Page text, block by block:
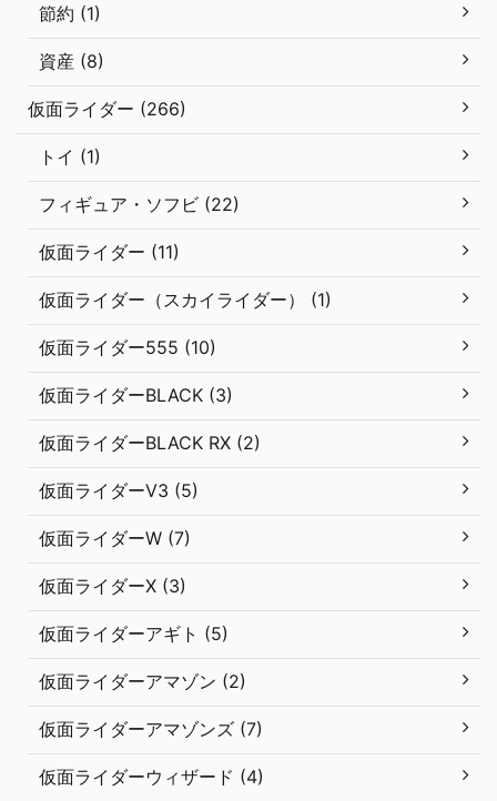
節約 (1)
資産 (8)
仮面ライダー (266)
トイ (1)
フィギュア・ソフビ (22)
仮面ライダー (11)
仮面ライダー（スカイライダー） (1)
仮面ライダー555 (10)
仮面ライダーBLACK (3)
仮面ライダーBLACK RX (2)
仮面ライダーV3 (5)
仮面ライダーW (7)
仮面ライダーX (3)
仮面ライダーアギト (5)
仮面ライダーアマゾン (2)
仮面ライダーアマゾンズ (7)
仮面ライダーウィザード (4)